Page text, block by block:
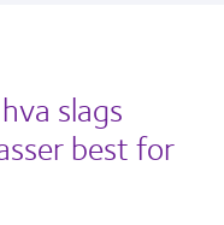
slags
best for